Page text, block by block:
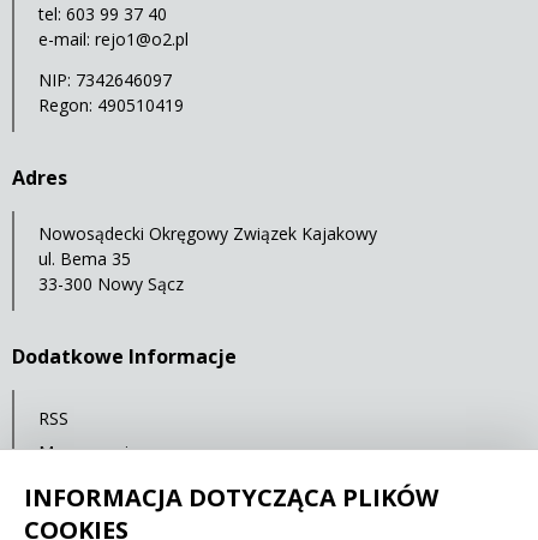
tel: 603 99 37 40
e-mail: rejo1@o2.pl
NIP: 7342646097
Regon: 490510419
Adres
Nowosądecki Okręgowy Związek Kajakowy
ul. Bema 35
33-300 Nowy Sącz
Dodatkowe Informacje
RSS
Mapa serwisu
Polityka prywatności
INFORMACJA DOTYCZĄCA PLIKÓW
COOKIES